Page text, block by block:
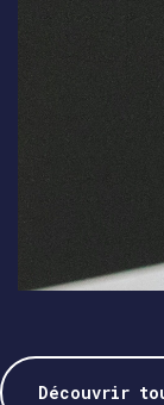
Découvrir